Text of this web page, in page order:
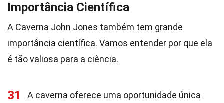
Importância Científica
A Caverna John Jones também tem grande
importância científica. Vamos entender por que ela
é tão valiosa para a ciência.
31
A caverna oferece uma oportunidade única